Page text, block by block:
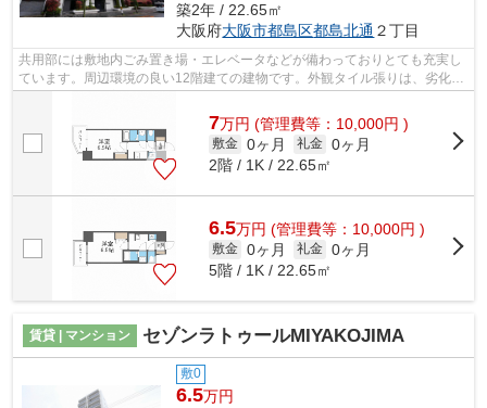
築2年 / 22.65㎡
大阪府大阪市都島区都島北通 ２丁目
共用部には敷地内ごみ置き場・エレベータなどが備わっておりとても充実し
ています。周辺環境の良い12階建ての建物です。外観タイル張りは、劣化が
7万円 (管理費等：10,000円 )
敷金 0ヶ月 礼金 0ヶ月
2階 / 1K / 22.65㎡
6.5万円 (管理費等：10,000円 )
敷金 0ヶ月 礼金 0ヶ月
5階 / 1K / 22.65㎡
賃貸 | マンション セゾンラトゥールMIYAKOJIMA
敷0
6.5万円